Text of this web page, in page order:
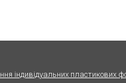
індивідуальних пластикових